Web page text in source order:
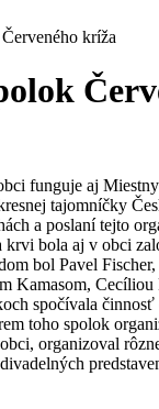
kríža
funguje aj
tajomníčky
a poslaní tejto
krvi bola aj v obci
bol Pavel
Kamasom,
spočívala činnosť
toho spolok
organizoval